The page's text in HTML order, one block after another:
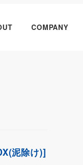
COMPANY
泥除け)]